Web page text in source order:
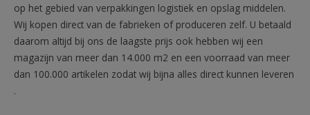
op het gebied van verpakkingen logistiek en opslag middelen.
Wij kopen direct van de fabrieken of produceren zelf. U betaald
daarom altijd bij ons de laagste prijs ook hebben wij een
magazijn van meer dan 14.000 m2 en een voorraad van meer
dan 100.000 artikelen zodat wij bijna alles direct kunnen leveren
.